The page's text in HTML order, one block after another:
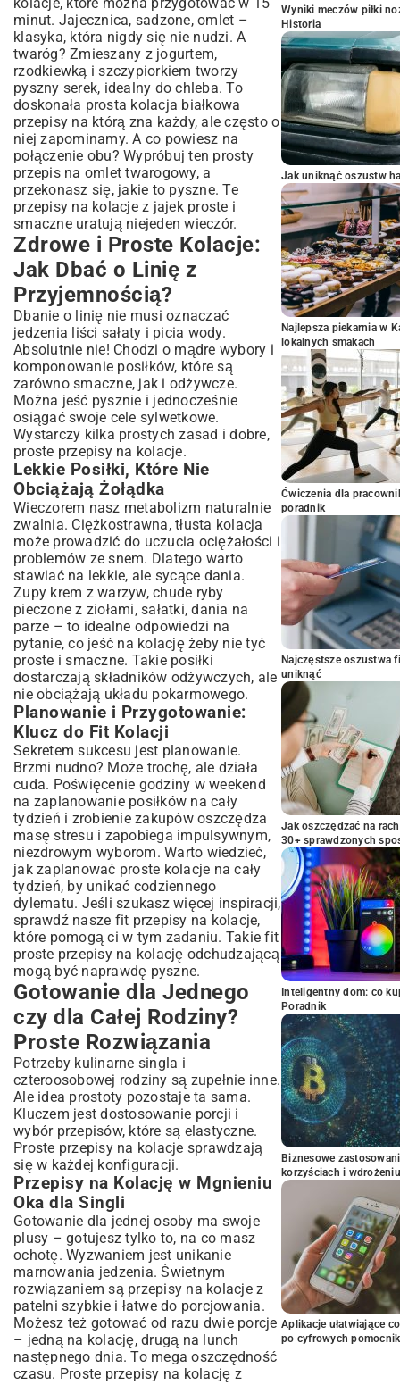
minut. Jajecznica, sadzone, omlet –
klasyka, która nigdy się nie nudzi. A
twaróg? Zmieszany z jogurtem,
rzodkiewką i szczypiorkiem tworzy
pyszny serek, idealny do chleba. To
doskonała prosta kolacja białkowa
przepisy na którą zna każdy, ale często o
niej zapominamy. A co powiesz na
połączenie obu? Wypróbuj ten prosty
przepis na omlet twarogowy, a
przekonasz się, jakie to pyszne. Te
przepisy na kolacje z jajek proste i
smaczne uratują niejeden wieczór.
Zdrowe i Proste Kolacje:
Jak Dbać o Linię z
Przyjemnością?
Dbanie o linię nie musi oznaczać
jedzenia liści sałaty i picia wody.
Absolutnie nie! Chodzi o mądre wybory i
komponowanie posiłków, które są
zarówno smaczne, jak i odżywcze.
Można jeść pysznie i jednocześnie
osiągać swoje cele sylwetkowe.
Wystarczy kilka prostych zasad i dobre,
proste przepisy na kolacje.
Lekkie Posiłki, Które Nie
Obciążają Żołądka
Wieczorem nasz metabolizm naturalnie
zwalnia. Ciężkostrawna, tłusta kolacja
może prowadzić do uczucia ociężałości i
problemów ze snem. Dlatego warto
stawiać na lekkie, ale sycące dania.
Zupy krem z warzyw, chude ryby
pieczone z ziołami, sałatki, dania na
parze – to idealne odpowiedzi na
pytanie, co jeść na kolację żeby nie tyć
proste i smaczne. Takie posiłki
dostarczają składników odżywczych, ale
nie obciążają układu pokarmowego.
Planowanie i Przygotowanie:
Klucz do Fit Kolacji
Sekretem sukcesu jest planowanie.
Brzmi nudno? Może trochę, ale działa
cuda. Poświęcenie godziny w weekend
na zaplanowanie posiłków na cały
tydzień i zrobienie zakupów oszczędza
masę stresu i zapobiega impulsywnym,
niezdrowym wyborom. Warto wiedzieć,
jak zaplanować proste kolacje na cały
tydzień, by unikać codziennego
dylematu. Jeśli szukasz więcej inspiracji,
sprawdź nasze fit przepisy na kolacje,
które pomogą ci w tym zadaniu. Takie fit
proste przepisy na kolację odchudzającą
mogą być naprawdę pyszne.
Gotowanie dla Jednego
czy dla Całej Rodziny?
Proste Rozwiązania
Potrzeby kulinarne singla i
czteroosobowej rodziny są zupełnie inne.
Ale idea prostoty pozostaje ta sama.
Kluczem jest dostosowanie porcji i
wybór przepisów, które są elastyczne.
Proste przepisy na kolacje sprawdzają
się w każdej konfiguracji.
Przepisy na Kolację w Mgnieniu
Oka dla Singli
Gotowanie dla jednej osoby ma swoje
plusy – gotujesz tylko to, na co masz
ochotę. Wyzwaniem jest unikanie
marnowania jedzenia. Świetnym
rozwiązaniem są przepisy na kolacje z
patelni szybkie i łatwe do porcjowania.
Możesz też gotować od razu dwie porcje
– jedną na kolację, drugą na lunch
następnego dnia. To mega oszczędność
czasu. Proste przepisy na kolację z
Wyniki meczów piłki
Historia
Jak uniknąć oszustw
Najlepsza piekarnia w
lokalnych smakach
Ćwiczenia dla
poradnik
Najczęstsze oszustwa
uniknąć
Jak oszczędzać na
30+ sprawdzonych
Inteligentny dom: co
Poradnik
Biznesowe
korzyściach i wdrożeniu
Aplikacje ułatwiające
po cyfrowych